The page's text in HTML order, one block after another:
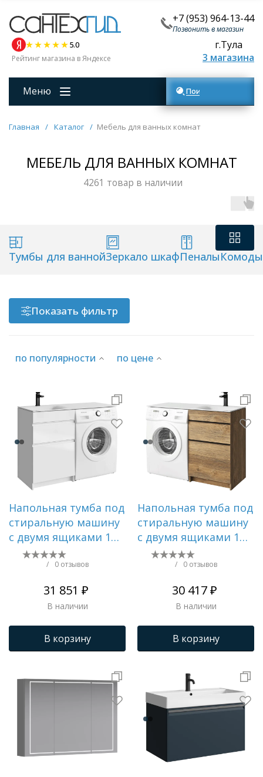
+7 (953) 964-13-44
Позвонить в магазин
5.0
Рейтинг магазина в Яндексе
г.Тула
3 магазина
Меню Поиск товаров
Главная / Каталог / Мебель для ванных комнат
МЕБЕЛЬ ДЛЯ ВАННЫХ КОМНАТ
4261 товар в наличии
Тумбы для ваннойЗеркало шкафПеналыКомоды
Показать фильтр
по популярности по цене
Напольная тумба под
стиральную машину
с двумя ящиками 115
см, цвет белый
/ 0 отзывов
31 851 ₽
В наличии
В корзину
Напольная тумба под
стиральную машину
с двумя ящиками 115
см, цвет дуб
балтийский
/ 0 отзывов
30 417 ₽
В наличии
В корзину